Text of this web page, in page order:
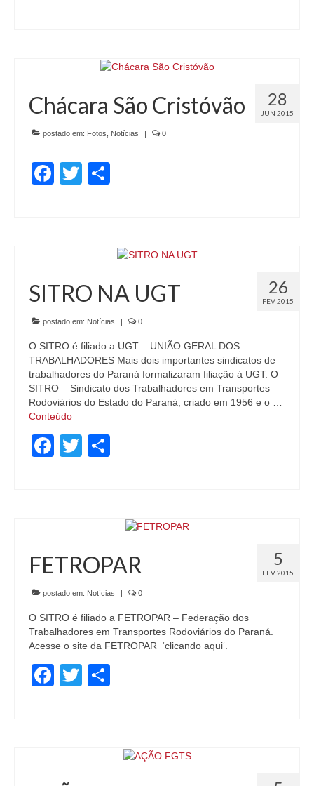
DÚVIDAS
28
JUN 2015
Chácara São Cristóvão
postado em: Fotos, Notícias 0
Facebook
Twitter
26
FEV 2015
SITRO NA UGT
postado em: Notícias | 0
O SITRO é filiado a UGT – UNIÃO GERAL DOS
TRABALHADORES Mais dois importantes sindicatos de
trabalhadores do Paraná formalizaram filiação à UGT. O
SITRO – Sindicato dos Trabalhadores em Transportes
Rodoviários do Estado do Paraná, criado em 1956 e o …
Conteúdo
Facebook
Twitter
5
FEV 2015
FETROPAR
postado em: Notícias | 0
O SITRO é filiado a FETROPAR – Federação dos
Trabalhadores em Transportes Rodoviários do Paraná.
Acesse o site da FETROPAR ‘clicando aqui‘.
Facebook
Twitter